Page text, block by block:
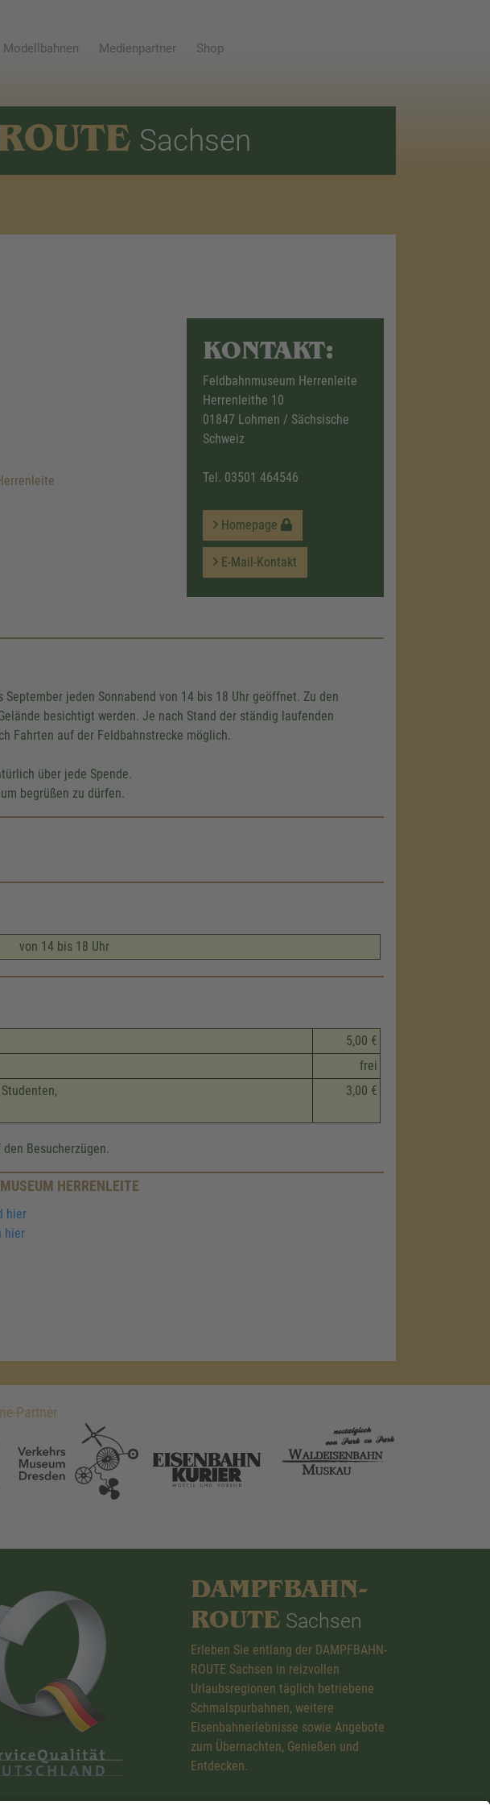
Modellbahnen Medienpartner Shop
Sachsen
KONTAKT:
Feldbahnmuseum Herrenleite
Herrenleithe 10
01847 Lohmen / Sächsische
Schweiz
Tel. 03501 464546
Homepage
E-Mail-Kontakt
jeden Sonnabend von 14 bis 18 Uhr geöffnet. Zu den
besichtigt werden. Je nach Stand der ständig laufenden
Fahrten auf der Feldbahnstrecke möglich.
über jede Spende.
begrüßen zu dürfen.
von 14 bis 18 Uhr
5,00 €
frei
3,00 €
Besucherzügen.
HERRENLEITE
hier
hier
Partner
DAMPFBAHN-
ROUTE Sachsen
Erleben Sie entlang der DAMPFBAHN-
ROUTE Sachsen in reizvollen
Urlaubsregionen täglich betriebene
Schmalspurbahnen, weitere
Eisenbahnerlebnisse sowie Angebote
zum Übernachten, Genießen und
Entdecken.